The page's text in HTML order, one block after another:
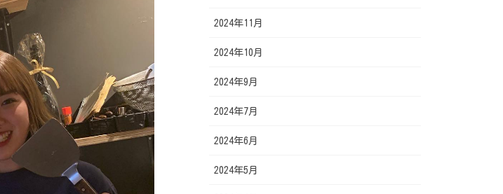
2024年11月
2024年10月
2024年9月
2024年7月
2024年6月
2024年5月